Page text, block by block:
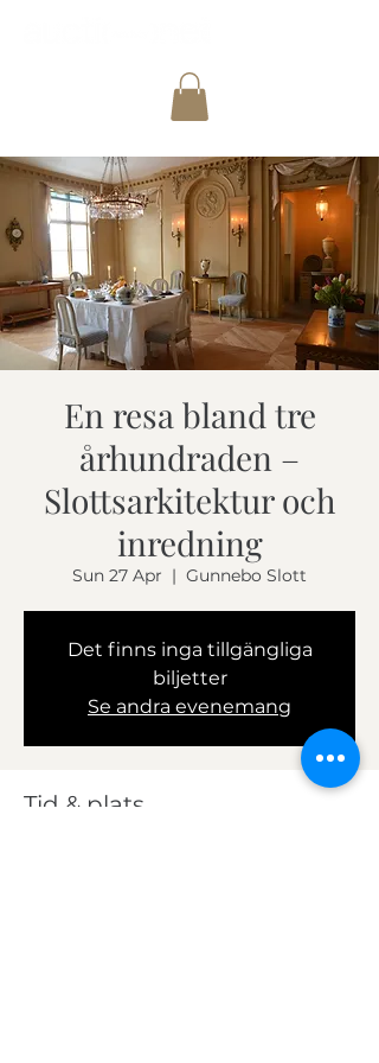
En resa bland tre
århundraden –
Slottsarkitektur och
inredning
Sun 27 Apr
  |
Gunnebo Slott
Det finns inga tillgängliga
biljetter
Se andra evenemang
Tid & plats